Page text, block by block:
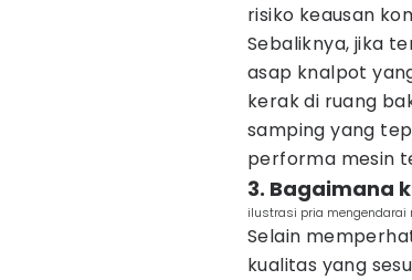
risiko keausan
Sebaliknya, jika
asap knalpot
kerak di ruang
samping yang
performa mesin
3. Bagaimana
ilustrasi pria mengendarai
Selain
kualitas yang